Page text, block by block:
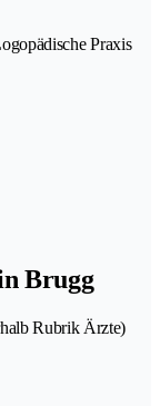
Praxis
Brugg
Rubrik Ärzte)